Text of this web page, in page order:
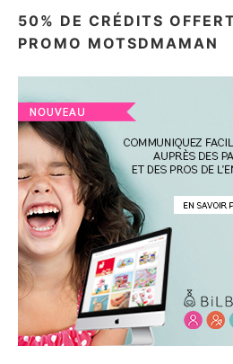
50% DE CRÉDITS
PROMO MOTSDMAMAN